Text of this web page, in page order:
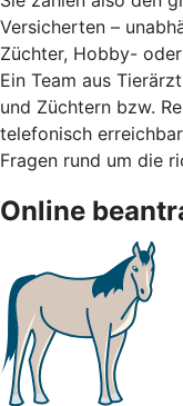
Versicherten –
Züchter, Hobby-
Ein Team aus
und Züchtern bzw.
telefonisch
Fragen rund um die
Online